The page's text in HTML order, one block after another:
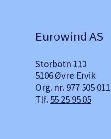
Eurowind AS
Storbotn 110
5106 Øvre Ervik
Org. nr. 977 505 011
Tlf. 55 25 95 05